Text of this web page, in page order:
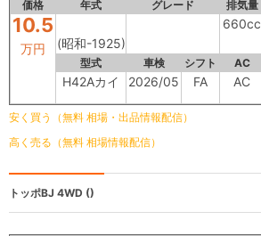
価格 年式 グレード 排気量
10.5
万円 (昭和-1925)
660cc
型式 車検 シフト AC
H42Aカイ 2026/05 FA AC
安く買う（無料 相場・出品情報配信）
高く売る（無料 相場情報配信）
トッポBJ 4WD ()